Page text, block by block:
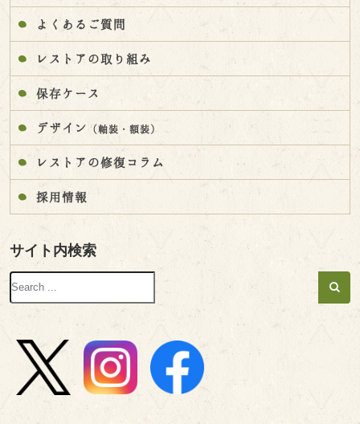
よくあるご質問
レストアの取り組み
保存ケース
デザイン （軸装・額装）
レストアの修復コラム
採用情報
サイト内検索